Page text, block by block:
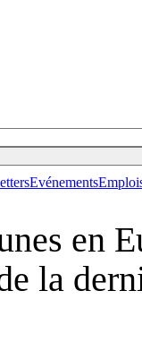
Evénements
en
la